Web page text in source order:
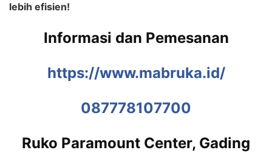
lebih efisien!
Informasi dan Pemesanan
https://www.mabruka.id/
087778107700
Ruko Paramount Center, Gading